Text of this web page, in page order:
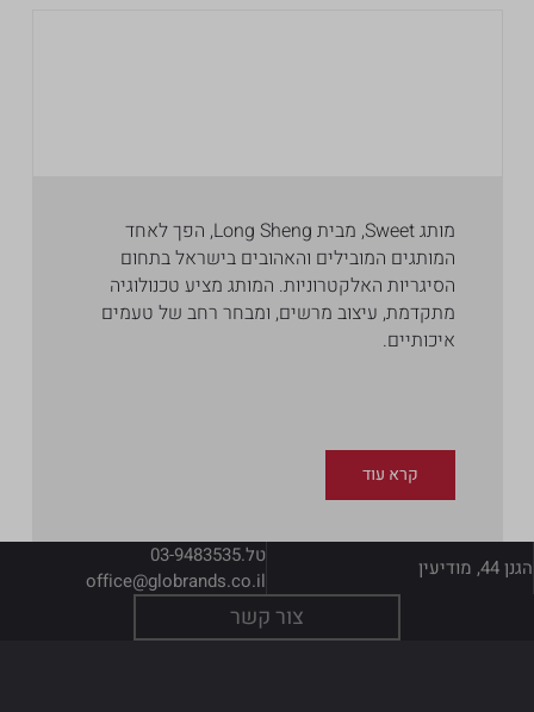
מותג Sweet, מבית Long Sheng, הפך לאחד
המותגים המובילים והאהובים בישראל בתחום
הסיגריות האלקטרוניות. המותג מציע טכנולוגיה
מתקדמת, עיצוב מרשים, ומבחר רחב של טעמים
איכותיים.
קרא עוד
הגנן 44, מודיעין טל.03-9483535
office@globrands.co.il
צור קשר